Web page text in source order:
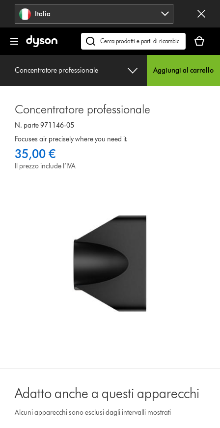
navigazione Italia
Cerca
su
dyson.it
carrello
è
Concentratore professionale Aggiungi al carrello
Concentratore professionale
N. parte 971146-05
Focuses air precisely where you need it.
35,00 €
Il prezzo include l’IVA
Adatto anche a questi apparecchi
Alcuni apparecchi sono esclusi dagli intervalli mostrati